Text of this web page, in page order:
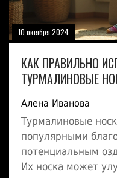
10 октября 2024
КАК ПРАВИЛЬНО
ТУРМАЛИНОВЫЕ
КОМФОРТА
Алена Иванова
Турмалиновые
популярными
потенциальным
Их носка может